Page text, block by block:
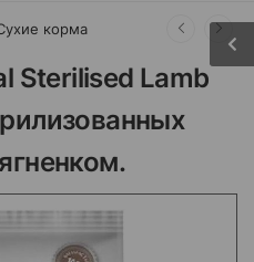
корма
Sterilised Lamb